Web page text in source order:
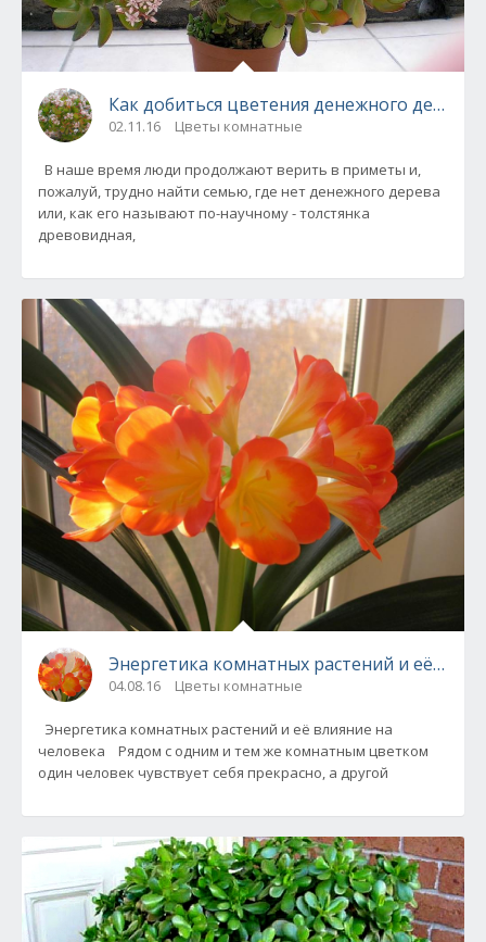
Как добиться цветения денежного дерева?
02.11.16 Цветы комнатные
В наше время люди продолжают верить в приметы и,
пожалуй, трудно найти семью, где нет денежного дерева
или, как его называют по-научному - толстянка
древовидная,
Энергетика комнатных растений и её
04.08.16 Цветы комнатные
Энергетика комнатных растений и её влияние на
человека Рядом с одним и тем же комнатным цветком
один человек чувствует себя прекрасно, а другой